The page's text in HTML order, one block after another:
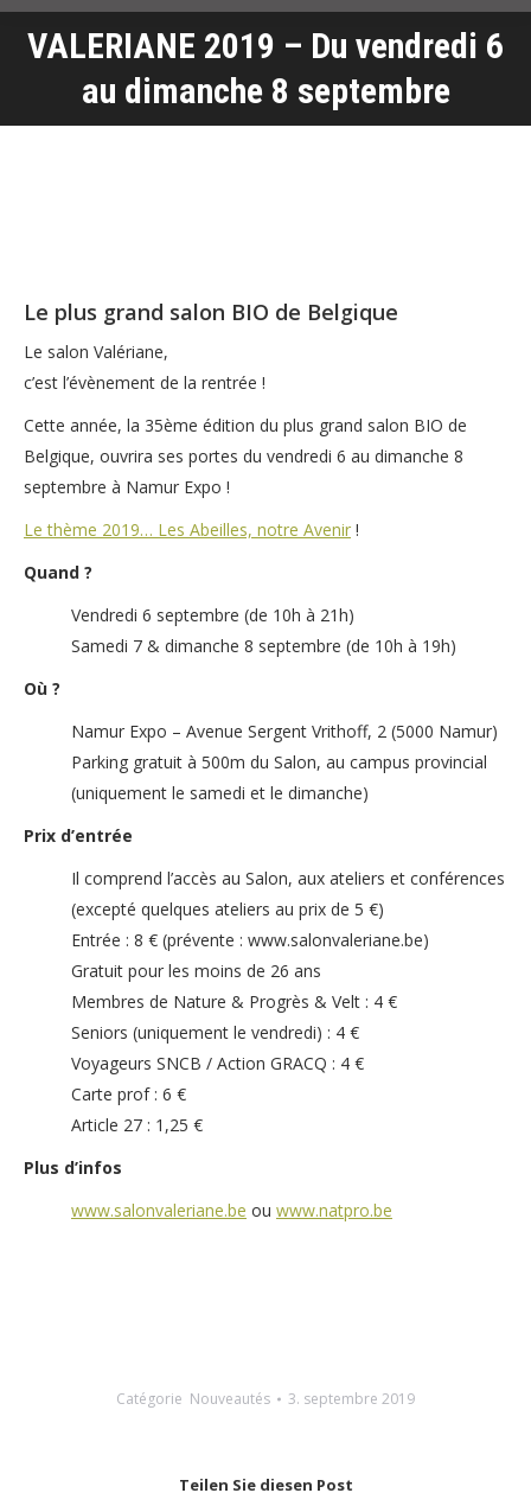
VALERIANE 2019 – Du vendredi 6
au dimanche 8 septembre
Le plus grand salon BIO de Belgique
Le salon Valériane,
c’est l’évènement de la rentrée !
Cette année, la 35ème édition du plus grand salon BIO de
Belgique, ouvrira ses portes du vendredi 6 au dimanche 8
septembre à Namur Expo !
Le thème 2019… Les Abeilles, notre Avenir !
Quand ?
Vendredi 6 septembre (de 10h à 21h)
Samedi 7 & dimanche 8 septembre (de 10h à 19h)
Où ?
Namur Expo – Avenue Sergent Vrithoff, 2 (5000 Namur)
Parking gratuit à 500m du Salon, au campus provincial
(uniquement le samedi et le dimanche)
Prix d’entrée
Il comprend l’accès au Salon, aux ateliers et conférences
(excepté quelques ateliers au prix de 5 €)
Entrée : 8 € (prévente : www.salonvaleriane.be)
Gratuit pour les moins de 26 ans
Membres de Nature & Progrès & Velt : 4 €
Seniors (uniquement le vendredi) : 4 €
Voyageurs SNCB / Action GRACQ : 4 €
Carte prof : 6 €
Article 27 : 1,25 €
Plus d’infos
www.salonvaleriane.be ou www.natpro.be
Catégorie Nouveautés 3. septembre 2019
Teilen Sie diesen Post